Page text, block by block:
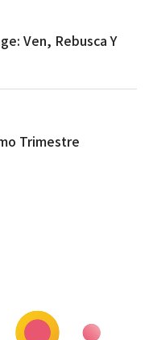
Ven, Rebusca Y
Trimestre